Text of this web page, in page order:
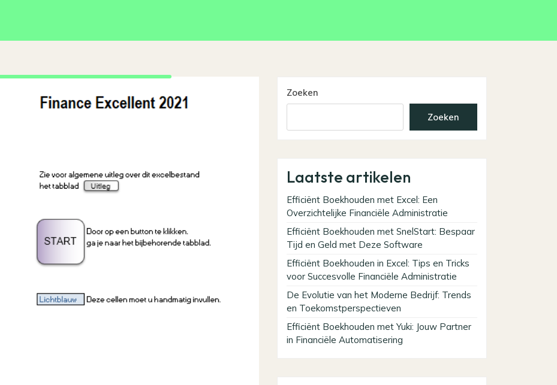
Zoeken
Zoeken
Laatste artikelen
Efficiënt Boekhouden met Excel: Een
Overzichtelijke Financiële Administratie
Efficiënt Boekhouden met SnelStart: Bespaar
Tijd en Geld met Deze Software
Efficiënt Boekhouden in Excel: Tips en Tricks
voor Succesvolle Financiële Administratie
De Evolutie van het Moderne Bedrijf: Trends
en Toekomstperspectieven
Efficiënt Boekhouden met Yuki: Jouw Partner
in Financiële Automatisering